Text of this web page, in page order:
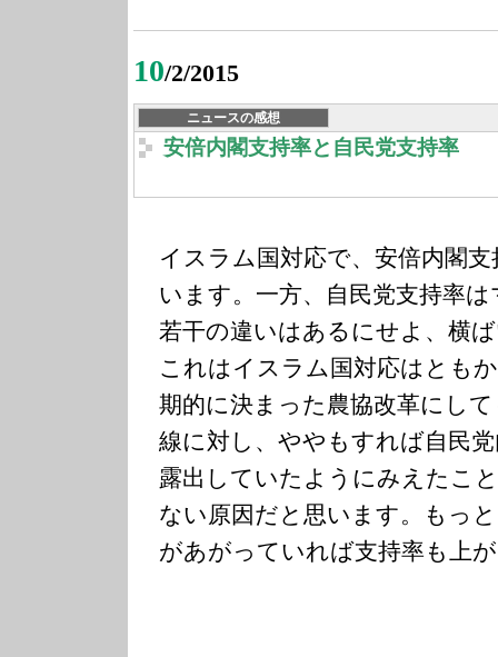
10/2/2015
ニュースの感想
安倍内閣支持率と自民党支持率
イスラム国対応で、安倍内閣
います。一方、自民党支持率
若干の違いはあるにせよ、横
これはイスラム国対応はとも
期的に決まった農協改革にし
線に対し、ややもすれば自民
露出していたようにみえたこ
ない原因だと思います。もっ
があがっていれば支持率も上